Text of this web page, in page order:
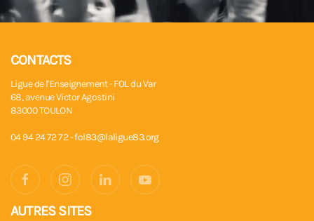
CONTACTS
Ligue de l'Enseignement - FOL du Var
68, avenue Victor Agostini
83000 TOULON
04 94 24 72 72 -fol83@laligue83.org
AUTRES SITES